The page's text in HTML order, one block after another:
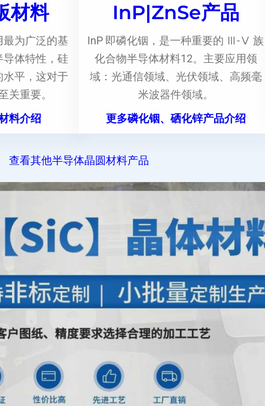
材料
为广泛的基
体特性，硅
水平，这对于
关重要。
料介绍
InP|ZnSe产品
InP 即磷化铟，是一种重要的 Ⅲ-Ⅴ 族
化合物半导体材料12。主要应用领
域：光通信领域、光伏领域、高频毫
米波器件领域。
更多磷化铟、硒化锌产品介绍
查看其他半导体晶圆材料产品